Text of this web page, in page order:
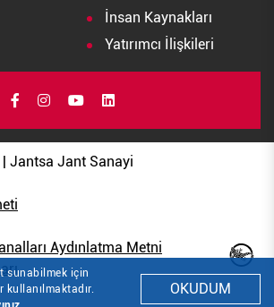
İnsan Kaynakları
Yatırımcı İlişkileri
Jantsa Jant Sanayi
Aydınlatma Metni
sunabilmek için
kullanılmaktadır.
OKUDUM